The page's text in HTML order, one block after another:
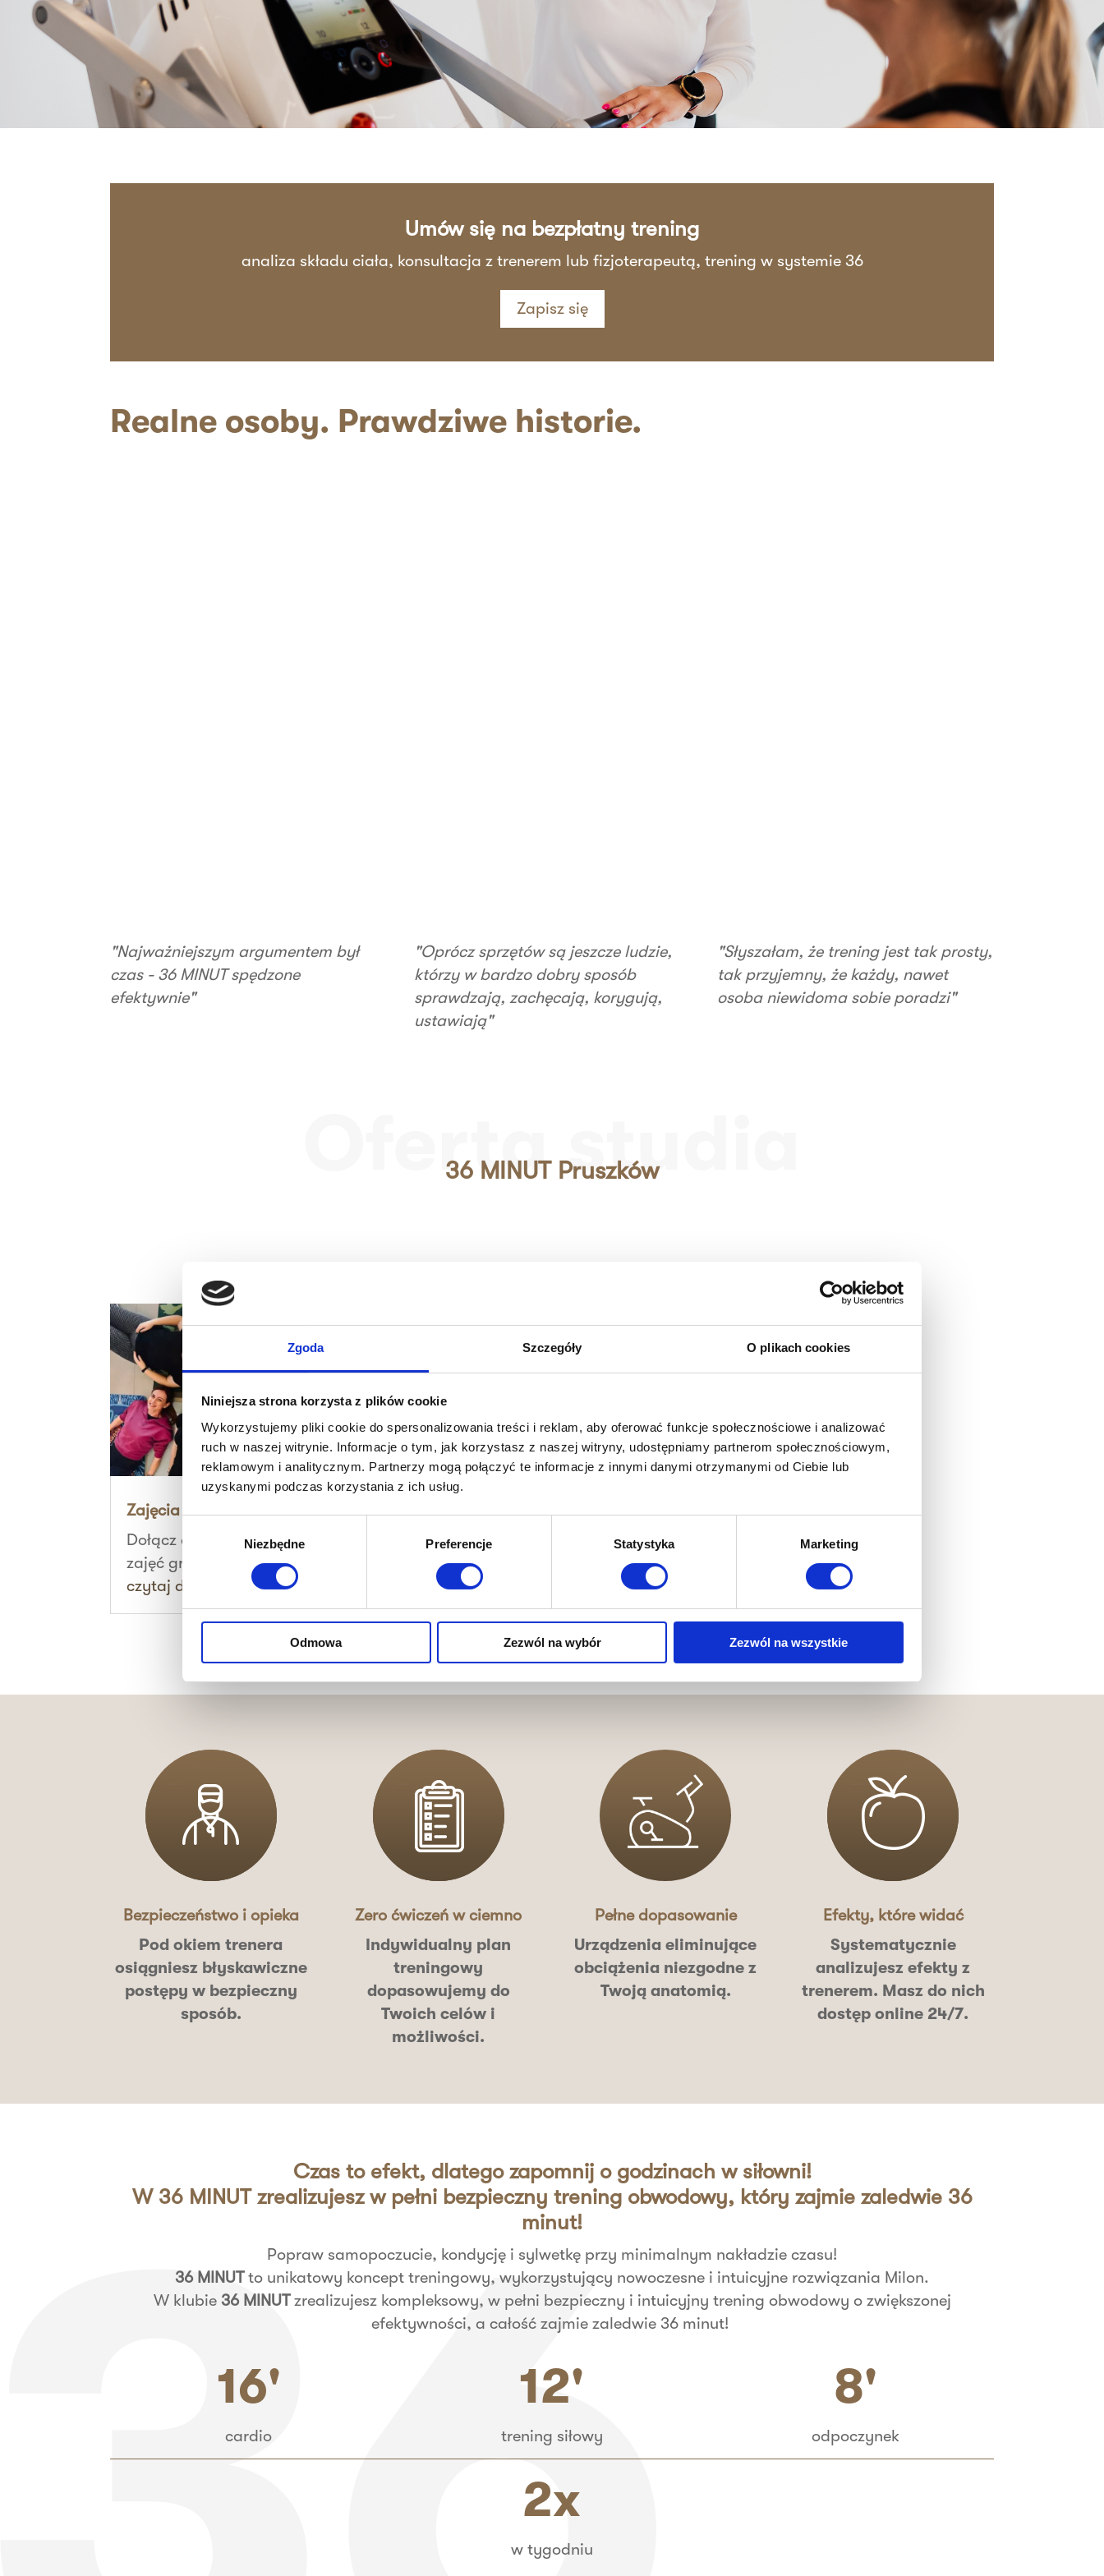
Zgoda Szczegóły O plikach cookies
Niniejsza strona korzysta z plików cookie
Wykorzystujemy pliki cookie do spersonalizowania treści i reklam, aby oferować funkcje społecznościowe i analizować
ruch w naszej witrynie. Informacje o tym, jak korzystasz z naszej witryny, udostępniamy partnerom społecznościowym,
reklamowym i analitycznym. Partnerzy mogą połączyć te informacje z innymi danymi otrzymanymi od Ciebie lub
uzyskanymi podczas korzystania z ich usług.
zgody
Niezbędne Preferencje Statystyka Marketing
Odmowa Zezwól na wybór Zezwól na wszystkie
Umów się na bezpłatny trening
analiza składu ciała, konsultacja z trenerem lub fizjoterapeutą, trening w systemie 36
Zapisz się
Realne osoby. Prawdziwe historie.
"Najważniejszym argumentem był
czas - 36 MINUT spędzone
efektywnie"
"Oprócz sprzętów są jeszcze ludzie,
którzy w bardzo dobry sposób
sprawdzają, zachęcają, korygują,
ustawiają"
"Słyszałam, że trening jest tak prosty,
tak przyjemny, że każdy, nawet
osoba niewidoma sobie poradzi"
Oferta studia
36 MINUT Pruszków
Zajęcia grupowe
Dołącz do naszych kameralnych
zajęć grupowych,...
czytaj dalej
Trening obwodowy 36 MINUT
Trening dopasowany do Twoich
możliwości i...
czytaj dalej
Bezpieczeństwo i opieka
Pod okiemtrenera
osiągniesz błyskawiczne
postępy w bezpieczny
sposób.
Zero ćwiczeń w ciemno
Indywidualny plan
treningowy
dopasowujemy do
Twoich celów i
możliwości.
Pełne dopasowanie
Urządzenia eliminujące
obciążenia niezgodne z
Twoją anatomią.
Efekty, które widać
Systematycznie
analizujesz efekty z
trenerem. Masz do nich
dostęp online 24/7.
Czas to efekt, dlatego zapomnij o godzinach w siłowni!
W 36 MINUT zrealizujesz w pełni bezpieczny trening obwodowy, który zajmie zaledwie 36
minut!
Popraw samopoczucie, kondycję i sylwetkę przy minimalnym nakładzie czasu!
36 MINUT to unikatowy koncept treningowy, wykorzystujący nowoczesne i intuicyjne rozwiązania Milon.
W klubie 36 MINUTzrealizujesz kompleksowy, w pełni bezpieczny i intuicyjny trening obwodowy o zwiększonej
efektywności, a całość zajmie zaledwie 36 minut!
16'
cardio
12'
trening siłowy
8'
odpoczynek
2x
w tygodniu